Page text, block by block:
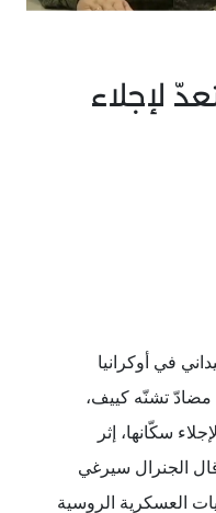
لإجلاء
في أوكرانيا
مضادّ تشنّه كييف،
سكّانها، إثر
الجنرال سيرغي
العسكرية الروسية